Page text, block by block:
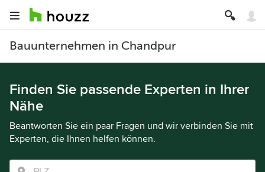
Bauunternehmen in Chandpur
Finden Sie passende Experten in Ihrer
Nähe
Beantworten Sie ein paar Fragen und wir verbinden Sie mit
Experten, die Ihnen helfen können.